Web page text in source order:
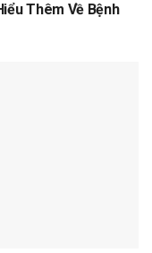
Thêm Về Bệnh